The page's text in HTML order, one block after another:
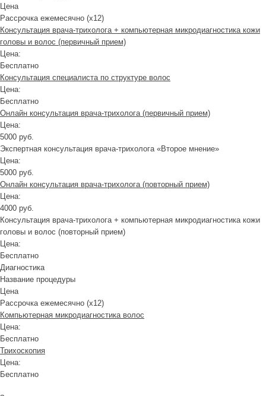
Цена
Рассрочка ежемесячно (x12)
Консультация врача-трихолога + компьютерная микродиагностика кожи
головы и волос (первичный прием)
Цена:
Бесплатно
Консультация специалиста по структуре волос
Цена:
Бесплатно
Онлайн консультация врача-трихолога (первичный прием)
Цена:
5000 руб.
Экспертная консультация врача-трихолога «Второе мнение»
Цена:
5000 руб.
Онлайн консультация врача-трихолога (повторный прием)
Цена:
4000 руб.
Консультация врача-трихолога + компьютерная микродиагностика кожи
головы и волос (повторный прием)
Цена:
Бесплатно
Диагностика
Название процедуры
Цена
Рассрочка ежемесячно (x12)
Компьютерная микродиагностика волос
Цена:
Бесплатно
Трихоскопия
Цена:
Бесплатно